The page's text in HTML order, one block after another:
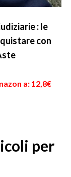
: le
con
a: 12,8€
per